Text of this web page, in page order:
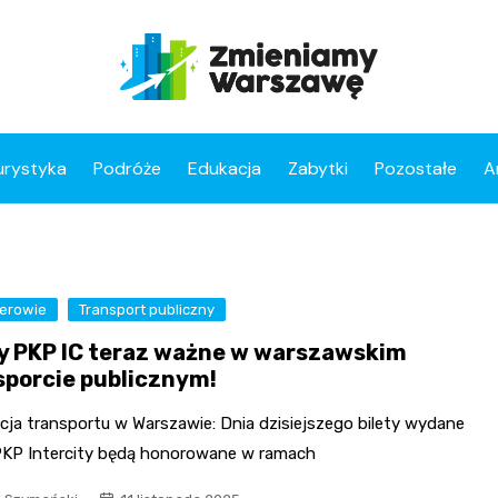
Podróże Edukacja Zabytki Pozostałe
Transport publiczny
PKP IC teraz ważne w warszawskim
publicznym!
transportu w Warszawie: Dnia dzisiejszego bilety wydane
Intercity będą honorowane w ramach